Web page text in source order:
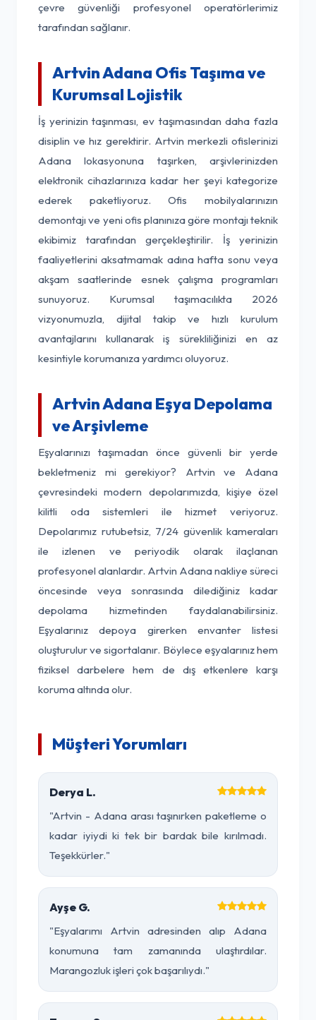
çevre güvenliği profesyonel operatörlerimiz
tarafından sağlanır.
Artvin Adana Ofis Taşıma ve
Kurumsal Lojistik
İş yerinizin taşınması, ev taşımasından daha fazla
disiplin ve hız gerektirir. Artvin merkezli ofislerinizi
Adana lokasyonuna taşırken, arşivlerinizden
elektronik cihazlarınıza kadar her şeyi kategorize
ederek paketliyoruz. Ofis mobilyalarınızın
demontajı ve yeni ofis planınıza göre montajı teknik
ekibimiz tarafından gerçekleştirilir. İş yerinizin
faaliyetlerini aksatmamak adına hafta sonu veya
akşam saatlerinde esnek çalışma programları
sunuyoruz. Kurumsal taşımacılıkta 2026
vizyonumuzla, dijital takip ve hızlı kurulum
avantajlarını kullanarak iş sürekliliğinizi en az
kesintiyle korumanıza yardımcı oluyoruz.
Artvin Adana Eşya Depolama
ve Arşivleme
Eşyalarınızı taşımadan önce güvenli bir yerde
bekletmeniz mi gerekiyor? Artvin ve Adana
çevresindeki modern depolarımızda, kişiye özel
kilitli oda sistemleri ile hizmet veriyoruz.
Depolarımız rutubetsiz, 7/24 güvenlik kameraları
ile izlenen ve periyodik olarak ilaçlanan
profesyonel alanlardır. Artvin Adana nakliye süreci
öncesinde veya sonrasında dilediğiniz kadar
depolama hizmetinden faydalanabilirsiniz.
Eşyalarınız depoya girerken envanter listesi
oluşturulur ve sigortalanır. Böylece eşyalarınız hem
fiziksel darbelere hem de dış etkenlere karşı
koruma altında olur.
Müşteri Yorumları
Derya L.
"Artvin - Adana arası taşınırken paketleme o
kadar iyiydi ki tek bir bardak bile kırılmadı.
Teşekkürler."
Ayşe G.
"Eşyalarımı Artvin adresinden alıp Adana
konumuna tam zamanında ulaştırdılar.
Marangozluk işleri çok başarılıydı."